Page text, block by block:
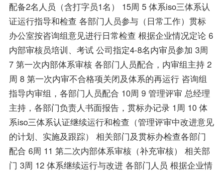
配备2名人员（含打字员1名） 15周 5 体系iso三体系认
证运行指导和检查 各部门人员参与（日常工作）贯标
办公室按咨询组意见进行日常检查 根据企业情况定论 6
内部审核员培训、考试 公司指定4-8名内审员参加 3周
7 第一次内部体系审核 各部门人员配合，内审组主持 2
周 8 第一次内审不合格项关闭及体系的再运行 咨询组
指导内审组，各部门人员配合 10周 9 管理评审 总经理
主持，各部门负责人书面报告，贯标办记录 1周 10 体
系iso三体系认证继续运行和检查（管理评审中改进意见
的计划、实施及跟踪） 相关部门及贯标办检查各部门
配合 6周 11 第二次内部体系审核（补充审核） 相关部
门 3周 12 体系继续运行与改进 各部门人员 根据企业情